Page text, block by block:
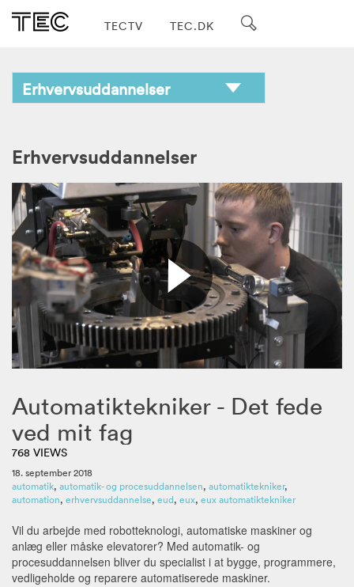
TECTV TEC.DK
Erhvervsuddannelser
Automatiktekniker - Det fede
ved mit fag
768 VIEWS
18. september 2018
automatik, automatik- og procesuddannelsen, automatiktekniker,
automation, erhvervsuddannelse, eud, eux, eux automatiktekniker
Vil du arbejde med robotteknologi, automatiske maskiner og
anlæg eller måske elevatorer? Med automatik- og
procesuddannelsen bliver du specialist i at bygge, programmere,
vedligeholde og reparere automatiserede maskiner.